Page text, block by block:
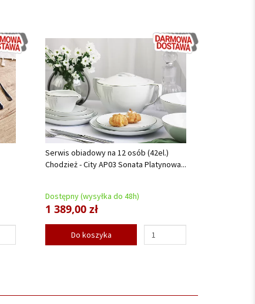
Serwis obiadowy na 12 osób (42el.)
Chodzież - City AP03 Sonata Platynowa...
Dostępny (wysyłka do 48h)
1 389,00 zł
Do koszyka